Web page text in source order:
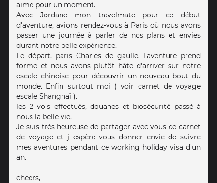
aime pour un moment.
Avec Jordane mon travelmate pour ce début
d'aventure, avions rendez-vous à Paris où nous avons
passer une journée à parler de nos plans et envies
durant notre belle expérience.
Le départ, paris Charles de gaulle, l'aventure prend
forme et nous avons plutôt hâte d'arriver sur notre
escale chinoise pour découvrir un nouveau bout du
monde. Enfin surtout moi ( voir carnet de voyage
escale Shanghaï ).
les 2 vols effectués, douanes et biosécurité passé à
nous la belle vie.
Je suis très heureuse de partager avec vous ce carnet
de voyage et j espère vous donner envie de suivre
mes aventures pendant ce working holiday visa d'un
an.
cheers,